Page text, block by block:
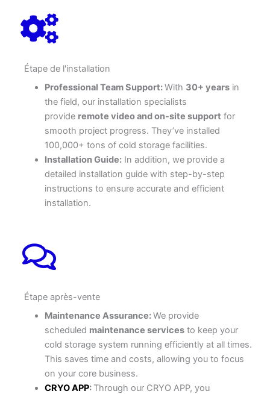
Étape de l'installation
Professional Team Support:With 30+ yearsin
the field, our installation specialists
provide remote video and on-site support for
smooth project progress. They’ve installed
100,000+ tons of cold storage facilities.
Installation Guide:In addition, we provide a
detailed installation guide with step-by-step
instructions to ensure accurate and efficient
installation.
Étape après-vente
Maintenance Assurance:We provide
scheduled maintenance servicesto keep your
cold storage system running efficiently at all times.
This saves time and costs, allowing you to focus
on your core business.
CRYO APP: Through our CRYO APP, you